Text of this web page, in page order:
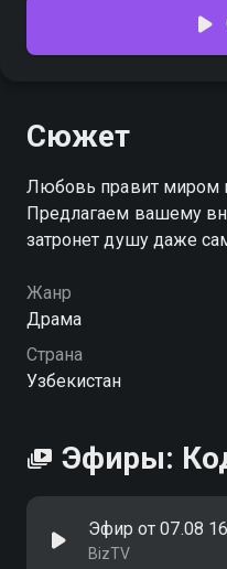
Сюжет
Любовь правит миром
Предлагаем вашему
затронет душу даже
Жанр
Драма
Страна
Узбекистан
Эфиры:
Эфир от 07.08
BizTV